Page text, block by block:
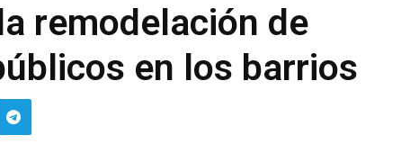
remodelación de
en los barrios